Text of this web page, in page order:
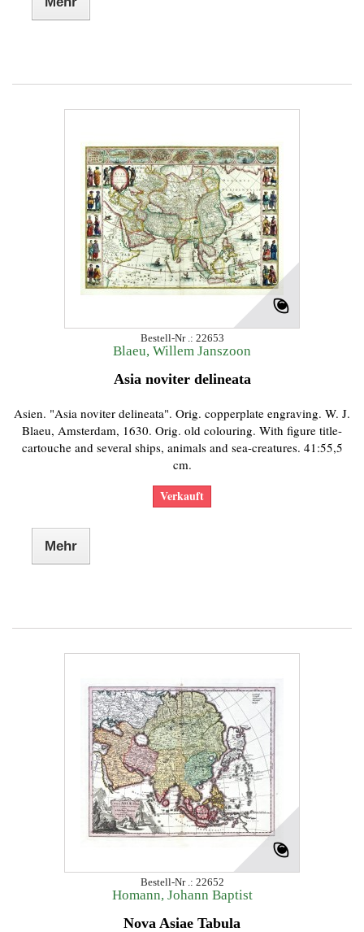
Bestell-Nr .: 22653
Blaeu, Willem Janszoon
Asia noviter delineata
Asien. "Asia noviter delineata". Orig. copperplate engraving. W. J.
Blaeu, Amsterdam, 1630. Orig. old colouring. With figure title-
cartouche and several ships, animals and sea-creatures. 41:55,5
cm.
Verkauft
Mehr
Bestell-Nr .: 22652
Homann, Johann Baptist
Nova Asiae Tabula